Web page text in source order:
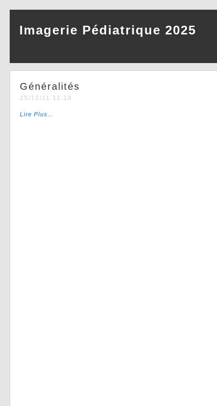
Imagerie Pédiatrique 2025
Généralités
25/12/11 11:18
Lire Plus…